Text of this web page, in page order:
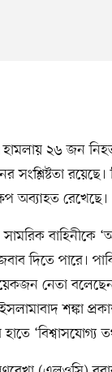
হামলায় ২৬ জন
সংশ্লিষ্টতা
অব্যাহত রেখেছে।
বাহিনীকে
দিতে পারে।
নেতা
শঙ্কা
‘বিশ্বাসযোগ্য